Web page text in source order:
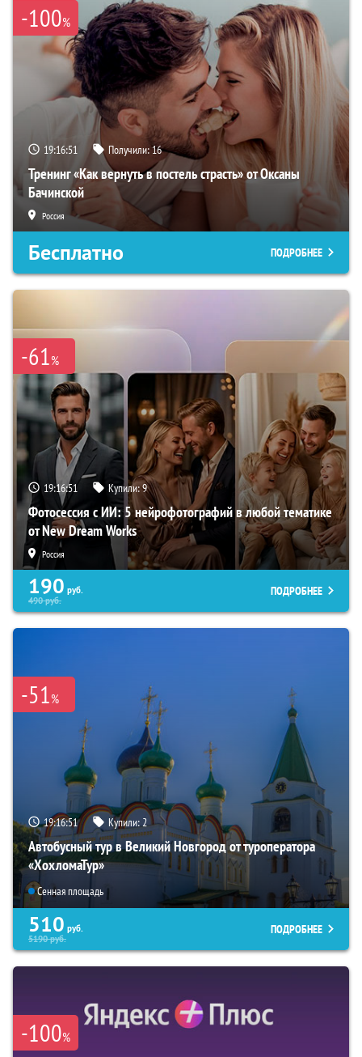
-100%
19:16:50 Получили:16
Тренинг «Как вернуть в постель страсть» от Оксаны
Бачинской
Россия
Бесплатно ПОДРОБНЕЕ
-61%
19:16:50 Купили:9
Фотосессия с ИИ: 5 нейрофотографий в любой тематике
от New Dream Works
Россия
190 руб.
490руб.
ПОДРОБНЕЕ
-51%
19:16:50 Купили:2
Автобусный тур в Великий Новгород от туроператора
«ХохломаТур»
Сенная площадь
510 руб.
5190руб.
ПОДРОБНЕЕ
-100%